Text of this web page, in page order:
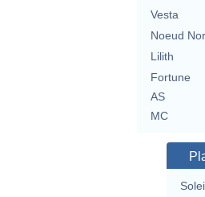
Vesta
Noeud
Lilith
Fortune
AS
MC